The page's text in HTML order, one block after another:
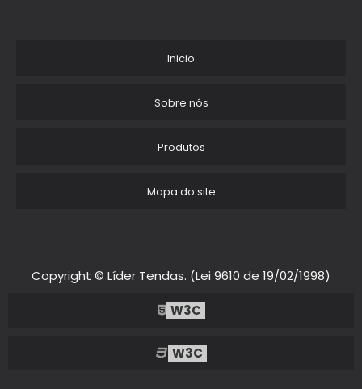
Inicio
Sobre nós
Produtos
Mapa do site
Copyright © Líder Tendas. (Lei 9610 de 19/02/1998)
W3C
W3C